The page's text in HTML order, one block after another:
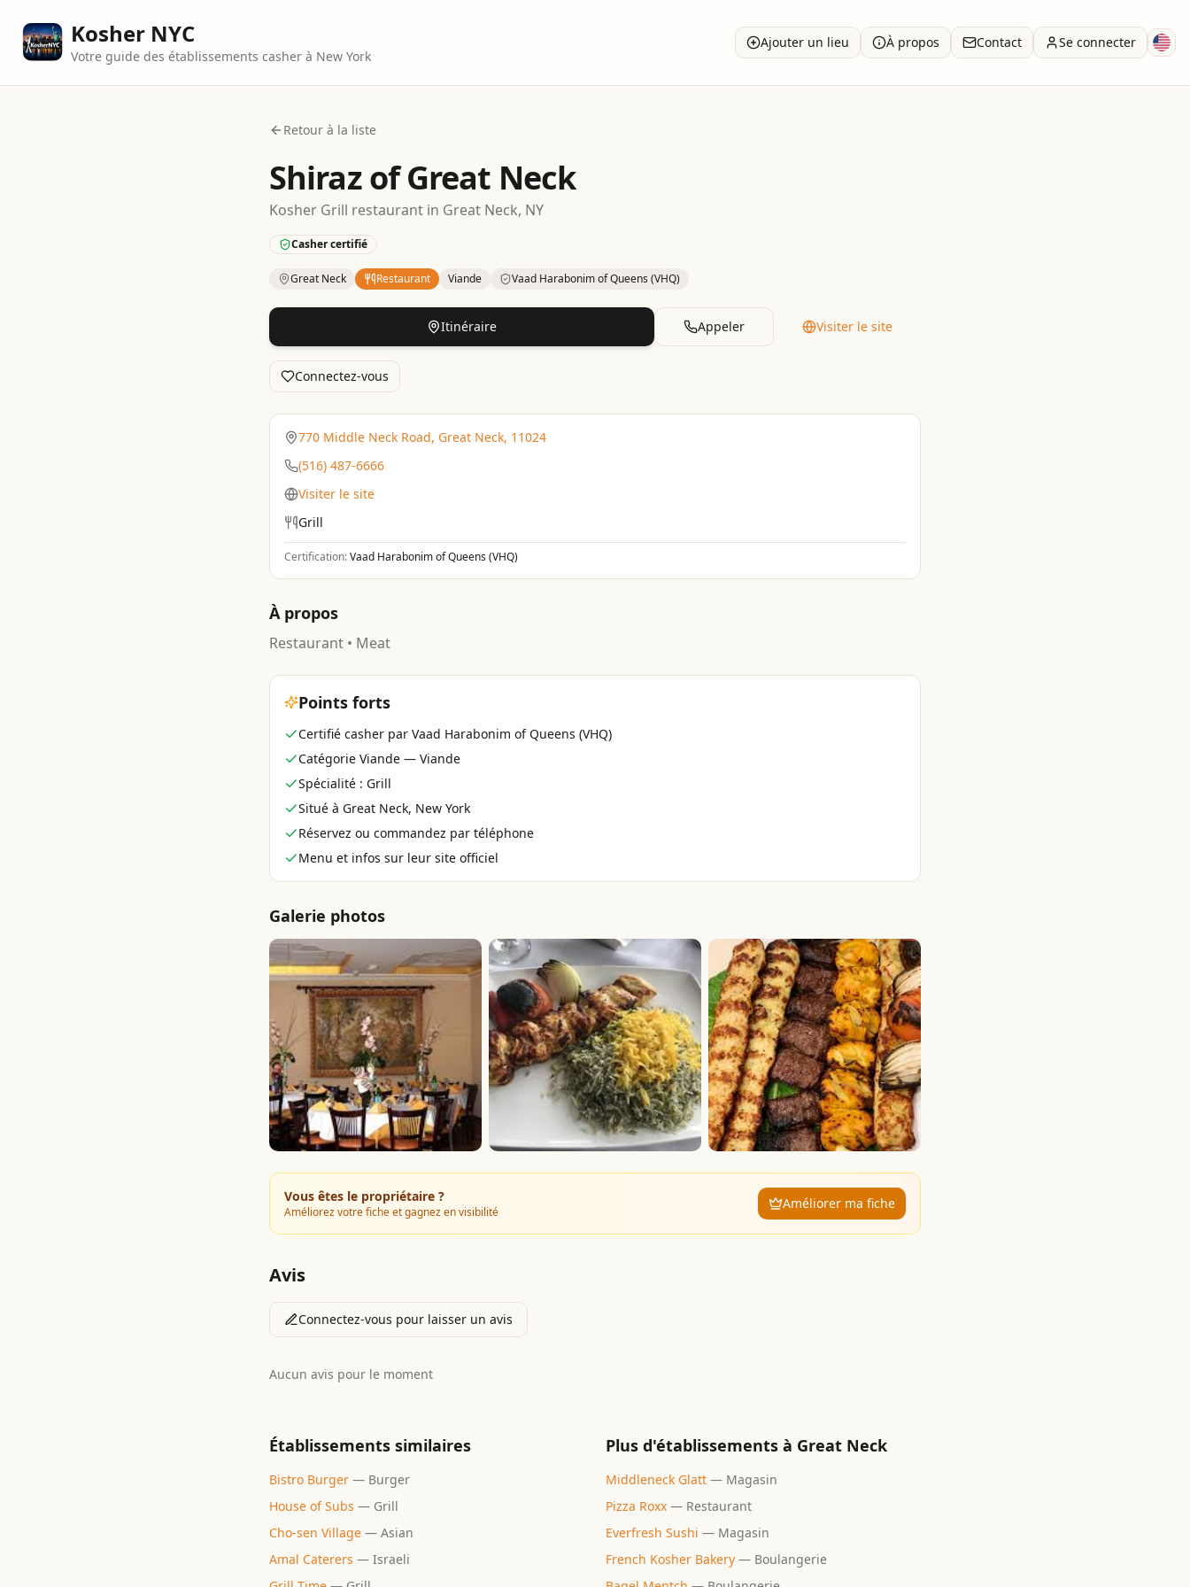
Kosher NYC
Votre guide des établissements casher à New York
Ajouter un lieu À propos Contact Se connecter
Retour à la liste
Shiraz of Great Neck
Kosher Grill restaurant in Great Neck, NY
Casher certifié
Great Neck Restaurant Viande Vaad Harabonim of Queens (VHQ)
Kosher Certification: Vaad Harabonim of Queens (VHQ).
Itinéraire Appeler Visiter le site
Connectez-vous
770 Middle Neck Road, Great Neck, 11024
(516) 487-6666
Visiter le site
Grill
Certification:Vaad Harabonim of Queens (VHQ)
À propos
Restaurant • Meat
Points forts
Certifié casher par Vaad Harabonim of Queens (VHQ)
Catégorie Viande — Viande
Spécialité : Grill
Situé à Great Neck, New York
Réservez ou commandez par téléphone
Menu et infos sur leur site officiel
Galerie photos
Vous êtes le propriétaire ?
Améliorez votre fiche et gagnez en visibilité
Améliorer ma fiche
Avis
Connectez-vous pour laisser un avis
Aucun avis pour le moment
Établissements similaires
Bistro Burger — Burger
House of Subs — Grill
Cho-sen Village — Asian
Amal Caterers — Israeli
Plus d'établissements à Great Neck
Middleneck Glatt — Magasin
Pizza Roxx — Restaurant
Everfresh Sushi — Magasin
French Kosher Bakery — Boulangerie